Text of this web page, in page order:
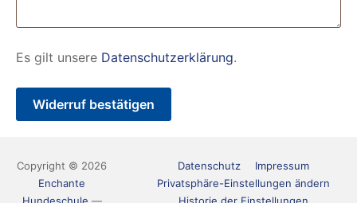
Es gilt unsere Datenschutzerklärung.
Widerruf bestätigen
Copyright © 2026
Enchante
Datenschutz
Impressum
Privatsphäre-Einstellungen ändern